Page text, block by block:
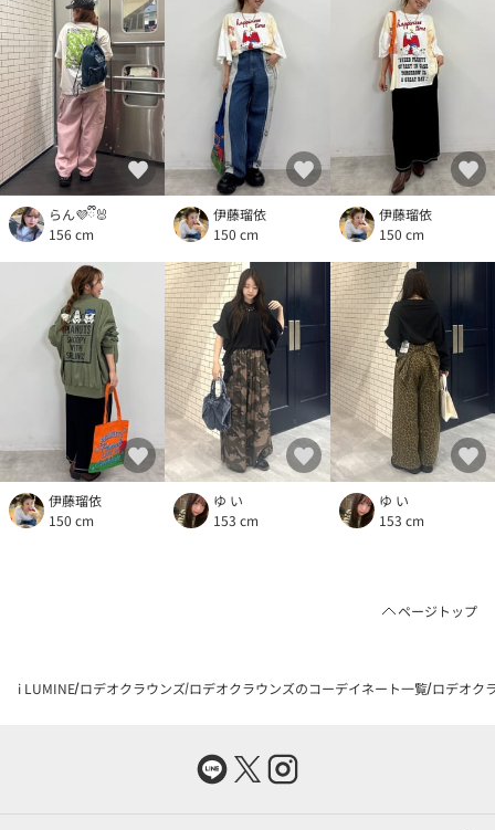
らん💜ྀི🐰
156 cm
伊藤瑠依
150 cm
伊藤瑠依
150 cm
伊藤瑠依
150 cm
ゆ い
153 cm
ゆ い
153 cm
ページトップ
i LUMINE ロデオクラウンズ ロデオクラウンズのコーデイネート一覧 ロデオク